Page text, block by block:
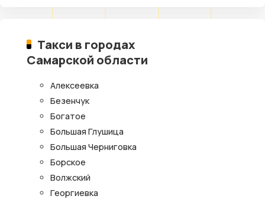
Такси в городах
Самарской области
Алексеевка
Безенчук
Богатое
Большая Глушица
Большая Черниговка
Борское
Волжский
Георгиевка